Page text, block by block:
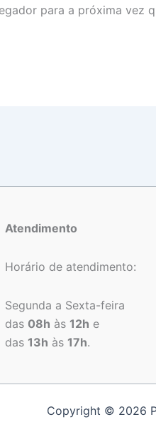
para a próxima vez
Atendimento
Horário de atendimento:
Segunda a Sexta-feira
das 08h às 12h e
das 13h às 17h.
Copyright © 2026